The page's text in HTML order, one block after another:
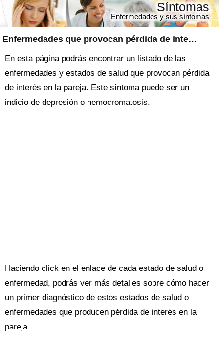
Enfermedades que provocan pérdida de interés en la pareja
Síntomas
Enfermedades y sus síntomas
En esta página podrás encontrar un listado de las
enfermedades y estados de salud que provocan pérdida
de interés en la pareja. Este síntoma puede ser un
indicio de depresión o hemocromatosis.
Haciendo click en el enlace de cada estado de salud o
enfermedad, podrás ver más detalles sobre cómo hacer
un primer diagnóstico de estos estados de salud o
enfermedades que producen pérdida de interés en la
pareja.